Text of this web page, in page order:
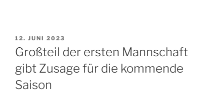
VERÖFFENTLICHT
AM
12. JUNI 2023
Großteil der ersten Mannschaft
gibt Zusage für die kommende
Saison